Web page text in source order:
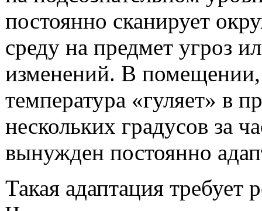
постоянно сканирует
среду на предмет угроз
изменений. В помещении,
температура «гуляет» в
нескольких градусов за
вынужден постоянно
Такая адаптация требует